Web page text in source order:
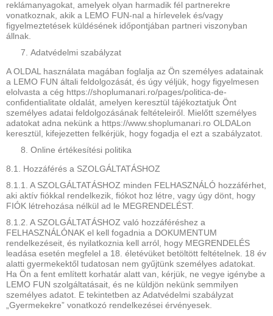
reklámanyagokat, amelyek olyan harmadik fél partnerekre
vonatkoznak, akik a LEMO FUN-nal a hírlevelek és/vagy
figyelmeztetések küldésének időpontjában partneri viszonyban
állnak.
Adatvédelmi szabályzat
A OLDAL használata magában foglalja az Ön személyes adatainak
a LEMO FUN általi feldolgozását, és úgy véljük, hogy figyelmesen
elolvasta a cég https://shoplumanari.ro/pages/politica-de-
confidentialitate oldalát, amelyen keresztül tájékoztatjuk Önt
személyes adatai feldolgozásának feltételeiről. Mielőtt személyes
adatokat adna nekünk a https://www.shoplumanari.ro OLDALon
keresztül, kifejezetten felkérjük, hogy fogadja el ezt a szabályzatot.
Online értékesítési politika
8.1. Hozzáférés a SZOLGÁLTATÁSHOZ
8.1.1. A SZOLGÁLTATÁSHOZ minden FELHASZNÁLÓ hozzáférhet,
aki aktív fiókkal rendelkezik, fiókot hoz létre, vagy úgy dönt, hogy
FIÓK létrehozása nélkül ad le MEGRENDELÉST.
8.1.2. A SZOLGÁLTATÁSHOZ való hozzáféréshez a
FELHASZNÁLÓNAK el kell fogadnia a DOKUMENTUM
rendelkezéseit, és nyilatkoznia kell arról, hogy MEGRENDELÉS
leadása esetén megfelel a 18. életévüket betöltött feltételnek. 18 év
alatti gyermekektől tudatosan nem gyűjtünk személyes adatokat.
Ha Ön a fent említett korhatár alatt van, kérjük, ne vegye igénybe a
LEMO FUN szolgáltatásait, és ne küldjön nekünk semmilyen
személyes adatot. E tekintetben az Adatvédelmi szabályzat
„Gyermekekre” vonatkozó rendelkezései érvényesek.